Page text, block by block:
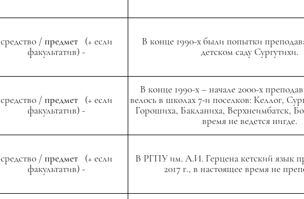
средство / предмет
(+ если
факультатив) -
В конце 1990-х были попытки
детском саду Сургутихи.
средство / предмет
(+ если
факультатив) -
В конце 1990-х – начале 2000-х
велось в школах 7-и поселков: Келлог,
Горошиха, Бакланиха, Верхнеимбатск,
время не ведется нигде.
средство / предмет
(+ если
факультатив) -
В РГПУ им. А.И. Герцена кетский язык
2017 г., в настоящее время не